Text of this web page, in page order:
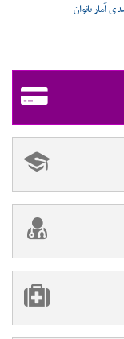
۲۶۰۰ساعت مسابقات ورزشی/ رشد ۸ درصدی آمار بانوان